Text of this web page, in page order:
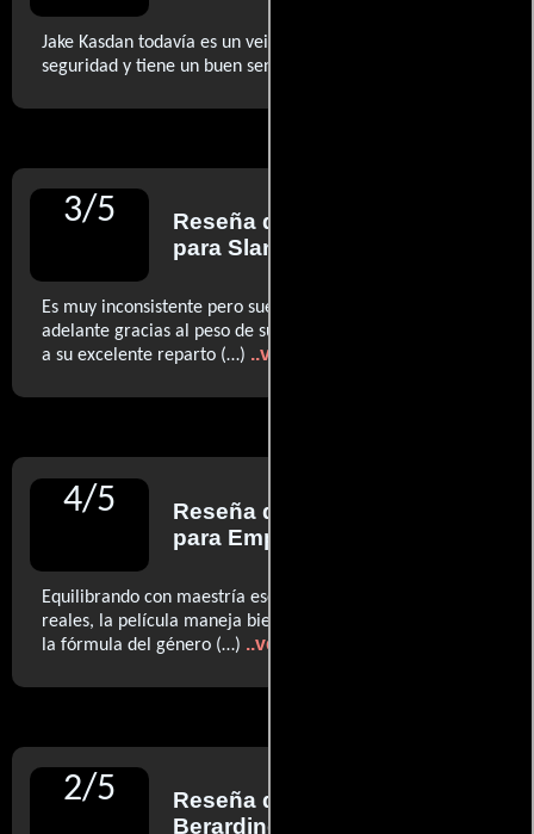
Jake Kasdan todavía es un veinteañero pero tiene
seguridad y tiene un buen sentido cómico (…)
3/5 Reseña de
para Slant
Es muy inconsistente pero suele ser graciosa. Sale
adelante gracias al peso de sus situaciones subversivas y
a su excelente reparto (…) ..ver más
4/5 Reseña de
para Empire
Equilibrando con maestría escenas cómicas y temas
reales, la película maneja bien el guion y saca provecho a
la fórmula del género (…) ..ver más
2/5 Reseña de
Berardinelli